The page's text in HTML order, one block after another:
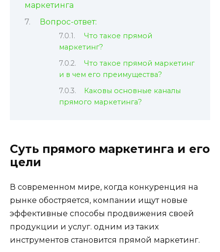
маркетинга
Вопрос-ответ:
Что такое прямой
маркетинг?
Что такое прямой маркетинг
и в чем его преимущества?
Каковы основные каналы
прямого маркетинга?
Суть прямого маркетинга и его
цели
В современном мире, когда конкуренция на
рынке обостряется, компании ищут новые
эффективные способы продвижения своей
продукции и услуг. одним из таких
инструментов становится прямой маркетинг.